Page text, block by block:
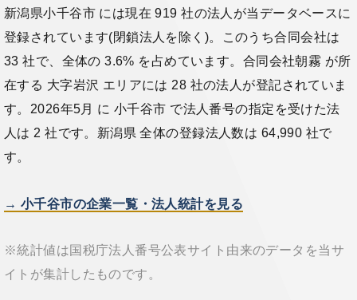
新潟県小千谷市 には現在 919 社の法人が当データベースに
登録されています(閉鎖法人を除く)。このうち合同会社は
33 社で、全体の 3.6% を占めています。合同会社朝霧 が所
在する 大字岩沢 エリアには 28 社の法人が登記されていま
す。2026年5月 に 小千谷市 で法人番号の指定を受けた法
人は 2 社です。新潟県 全体の登録法人数は 64,990 社で
す。
→ 小千谷市の企業一覧・法人統計を見る
※統計値は国税庁法人番号公表サイト由来のデータを当サ
イトが集計したものです。